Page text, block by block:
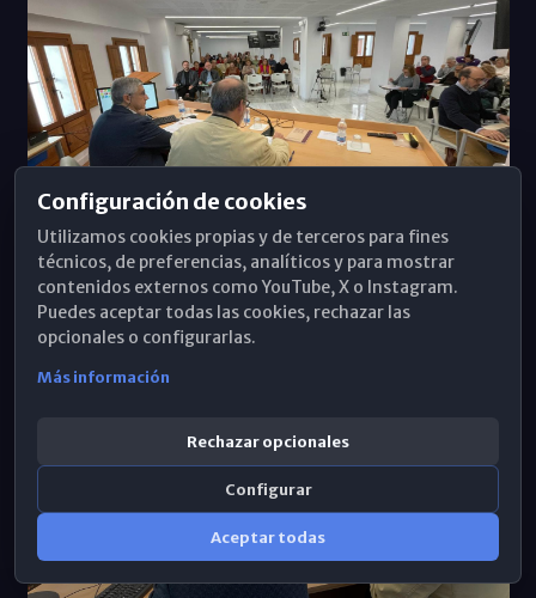
Configuración de cookies
Utilizamos cookies propias y de terceros para fines
técnicos, de preferencias, analíticos y para mostrar
contenidos externos como YouTube, X o Instagram.
Puedes aceptar todas las cookies, rechazar las
opcionales o configurarlas.
Más información
Rechazar opcionales
Configurar
Aceptar todas